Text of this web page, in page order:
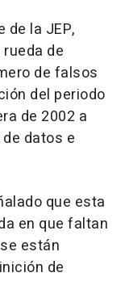
la JEP,
de
de falsos
del periodo
de 2002 a
datos e
que esta
en que faltan
están
de